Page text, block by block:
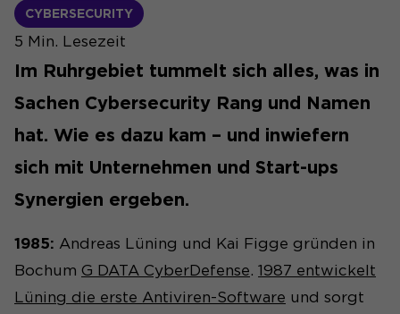
CYBERSECURITY
5 Min. Lesezeit
Im Ruhrgebiet tummelt sich alles, was in
Sachen Cybersecurity Rang und Namen
hat. Wie es dazu kam – und inwiefern
sich mit Unternehmen und Start-ups
Synergien ergeben.
1985: Andreas Lüning und Kai Figge gründen in
Bochum G DATA CyberDefense. 1987 entwickelt
Lüning die erste Antiviren-Software und sorgt